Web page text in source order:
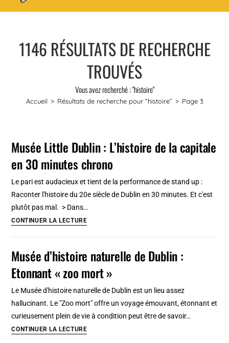
1146 RÉSULTATS DE RECHERCHE
TROUVÉS
Vous avez recherché : "histoire"
Accueil > Résultats de recherche pour“histoire” > Page 3
Musée Little Dublin : L’histoire de la capitale
en 30 minutes chrono
Le pari est audacieux et tient de la performance de stand up :
Raconter l'histoire du 20e siècle de Dublin en 30 minutes. Et c'est
plutôt pas mal. > Dans…
CONTINUER LA LECTUREMusée
:
L’histoire
30
Musée d’histoire naturelle de Dublin :
Etonnant « zoo mort »
Le Musée d'histoire naturelle de Dublin est un lieu assez
hallucinant. Le "Zoo mort" offre un voyage émouvant, étonnant et
curieusement plein de vie à condition peut être de savoir…
CONTINUER LA LECTUREMusée